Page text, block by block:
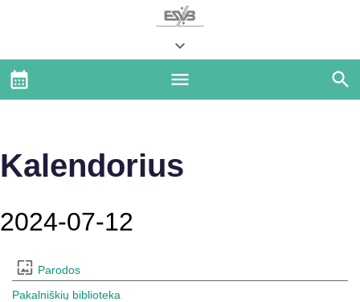
Kalendorius
2024-07-12
Parodos
Pakalniškių biblioteka